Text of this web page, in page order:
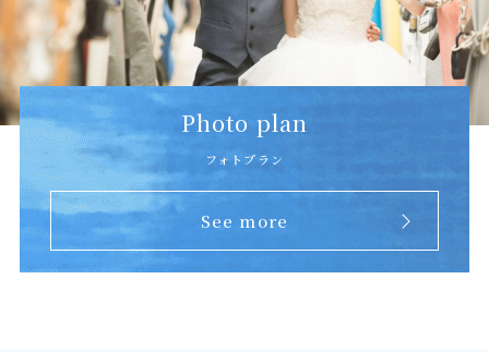
Photo plan
フォトプラン
See more